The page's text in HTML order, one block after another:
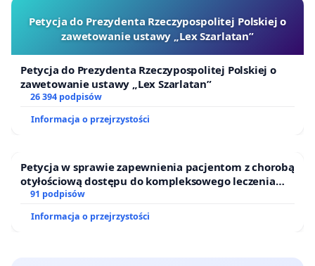
Petycja do Prezydenta Rzeczypospolitej Polskiej o
zawetowanie ustawy „Lex Szarlatan”
Petycja do Prezydenta Rzeczypospolitej Polskiej o
zawetowanie ustawy „Lex Szarlatan”
26 394 podpisów
Informacja o przejrzystości
Petycja w sprawie zapewnienia pacjentom z chorobą
otyłościową dostępu do kompleksowego leczenia
oraz programów profilaktycznych.
91 podpisów
Informacja o przejrzystości